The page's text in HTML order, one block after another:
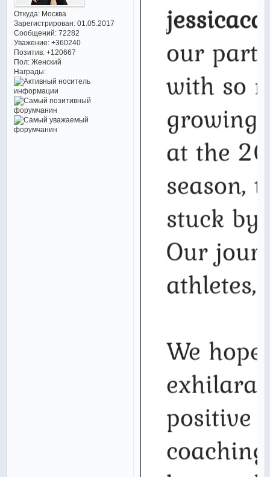
Откуда:Москва
Зарегистрирован: 01.05.2017
Сообщений:72282
Уважение: +360240
Позитив: +120667
Пол:Женский
Награды: